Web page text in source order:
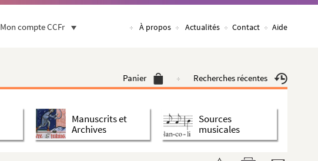
Mon compte CCFr À propos Actualités Contact Aide
Panier Recherches récentes
Manuscrits et
Archives
Sources
musicales